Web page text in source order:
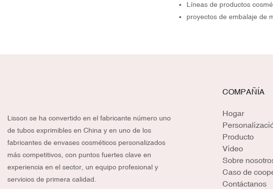
Líneas de productos
proyectos de embalaje de
Lisson se ha convertido en el fabricante número uno
de tubos exprimibles en China y en uno de los
fabricantes de envases cosméticos personalizados
más competitivos, con puntos fuertes clave en
experiencia en el sector, un equipo profesional y
servicios de primera calidad.
COMPAÑÍA
Hogar
Producto
Video
Sobre
Caso de
Contáctanos